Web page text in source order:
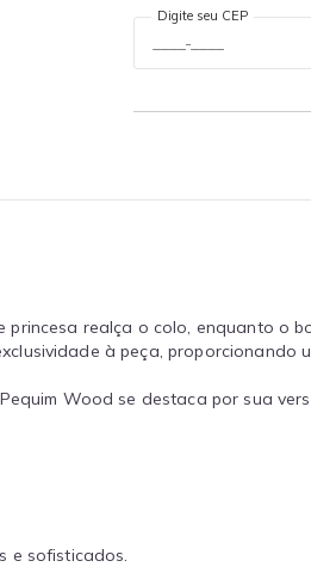
Digite seu CEP
princesa realça o colo, enquanto o
à peça, proporcionando
Wood se destaca por sua
e sofisticados.